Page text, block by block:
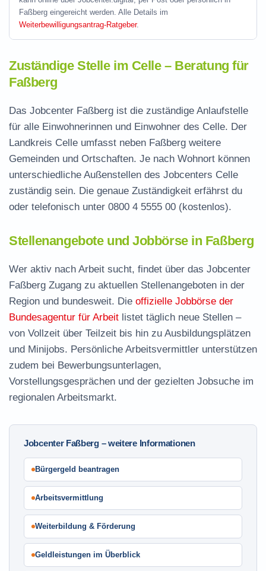
Faßberg eingereicht werden. Alle Details im
Weiterbewilligungsantrag-Ratgeber.
Zuständige Stelle im Celle – Beratung für
Faßberg
Das Jobcenter Faßberg ist die zuständige Anlaufstelle
für alle Einwohnerinnen und Einwohner des Celle. Der
Landkreis Celle umfasst neben Faßberg weitere
Gemeinden und Ortschaften. Je nach Wohnort können
unterschiedliche Außenstellen des Jobcenters Celle
zuständig sein. Die genaue Zuständigkeit erfährst du
oder telefonisch unter 0800 4 5555 00 (kostenlos).
Stellenangebote und Jobbörse in Faßberg
Wer aktiv nach Arbeit sucht, findet über das Jobcenter
Faßberg Zugang zu aktuellen Stellenangeboten in der
Region und bundesweit. Die offizielle Jobbörse der
Bundesagentur für Arbeit listet täglich neue Stellen –
von Vollzeit über Teilzeit bis hin zu Ausbildungsplätzen
und Minijobs. Persönliche Arbeitsvermittler unterstützen
zudem bei Bewerbungsunterlagen,
Vorstellungsgesprächen und der gezielten Jobsuche im
regionalen Arbeitsmarkt.
Jobcenter Faßberg – weitere Informationen
Bürgergeld beantragen
Arbeitsvermittlung
Weiterbildung & Förderung
Geldleistungen im Überblick